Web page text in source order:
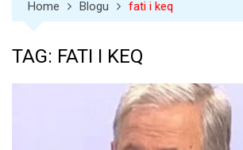
Home Blogu fati i keq
TAG: FATI I KEQ